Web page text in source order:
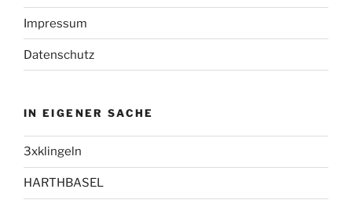
Impressum
Datenschutz
IN EIGENER SACHE
3xklingeln
HARTHBASEL